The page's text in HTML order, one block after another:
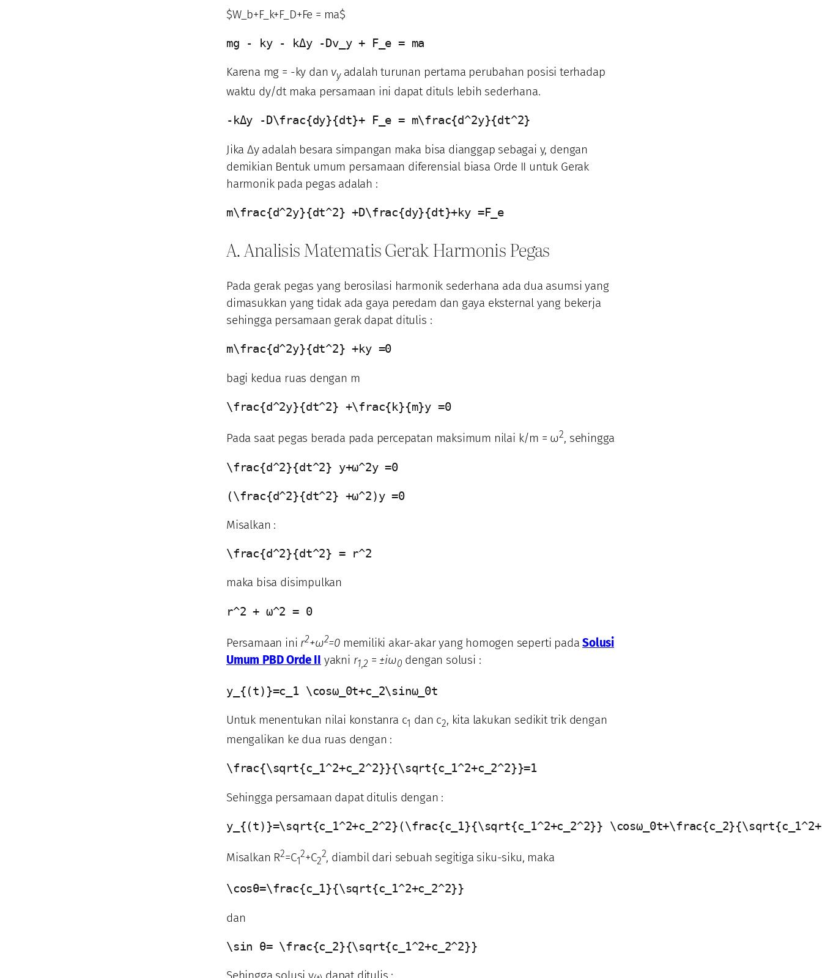
$W_b+F_k+F_D+Fe = ma$
mg - ky - kΔy -Dv_y + F_e = ma
Karena mg = -ky dan vyadalah turunan pertama perubahan posisi terhadap
waktu dy/dt maka persamaan ini dapat dituls lebih sederhana.
-kΔy -D\frac{dy}{dt}+ F_e = m\frac{d^2y}{dt^2}
Jika Δy adalah besara simpangan maka bisa dianggap sebagai y, dengan
demikian Bentuk umum persamaan diferensial biasa Orde II untuk Gerak
harmonik pada pegas adalah :
m\frac{d^2y}{dt^2} +D\frac{dy}{dt}+ky =F_e
A. Analisis Matematis Gerak Harmonis Pegas
Pada gerak pegas yang berosilasi harmonik sederhana ada dua asumsi yang
dimasukkan yang tidak ada gaya peredam dan gaya eksternal yang bekerja
sehingga persamaan gerak dapat ditulis :
m\frac{d^2y}{dt^2} +ky =0
bagi kedua ruas dengan m
\frac{d^2y}{dt^2} +\frac{k}{m}y =0
Pada saat pegas berada pada percepatan maksimum nilai k/m = ω2, sehingga
\frac{d^2}{dt^2} y+ω^2y =0
(\frac{d^2}{dt^2} +ω^2)y =0
Misalkan :
\frac{d^2}{dt^2} = r^2
maka bisa disimpulkan
r^2 + ω^2 = 0
Persamaan ini r2+ω2=0 memiliki akar-akar yang homogen seperti padaSolusi
Umum PBD Orde II yakni r1,2 =±iω0 dengan solusi :
y_{(t)}=c_1 \cosω_0t+c_2\sinω_0t
Untuk menentukan nilai konstanra c1 dan c2, kita lakukan sedikit trik dengan
mengalikan ke dua ruas dengan :
\frac{\sqrt{c_1^2+c_2^2}}{\sqrt{c_1^2+c_2^2}}=1
Sehingga persamaan dapat ditulis dengan :
y_{(t)}=\sqrt{c_1^2+c_2^2}(\frac{c_1}{\sqrt{c_1^2+c_2^2}}
Misalkan R2=C1
2+C2
2, diambil dari sebuah segitiga siku-siku, maka
\cosθ=\frac{c_1}{\sqrt{c_1^2+c_2^2}}
dan
\sin θ= \frac{c_2}{\sqrt{c_1^2+c_2^2}}
Sehingga solusi y dapat ditulis :